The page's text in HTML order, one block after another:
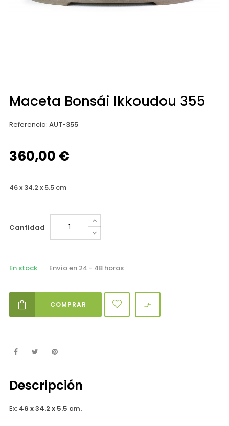
Maceta Bonsái Ikkoudou 355
Referencia: AUT-355
360,00 €
46 x 34.2 x 5.5 cm
Cantidad
En stock Envío en 24 - 48 horas
COMPRAR 
Descripción
Ex: 46 x 34.2 x 5.5 cm.